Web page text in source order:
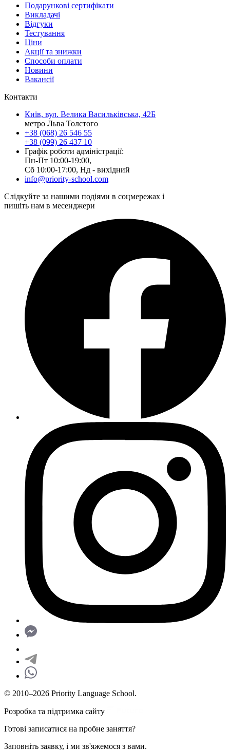
Подарункові сертифікати
Викладачі
Відгуки
Тестування
Ціни
Акції та знижки
Способи оплати
Новини
Вакансії
Контакти
Київ, вул. Велика Васильківська, 42Б
метро Льва Толстого
+38 (068) 26 546 55
+38 (099) 26 437 10
Графік роботи адміністрації:
Пн-Пт 10:00-19:00,
Сб 10:00-17:00, Нд - вихідний
info@priority-school.com
Слідкуйте за нашими подіями в соцмережах і
пишіть нам в месенджери
© 2010–2026 Priority Language School.
Розробка та підтримка сайту
Готові записатися на пробне заняття?
Заповніть заявку, і ми зв'яжемося з вами.